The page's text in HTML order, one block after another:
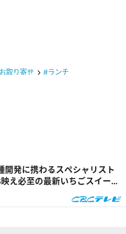
取り寄せ #ランチ
開発に携わるスペシャリスト
え必至の最新いちごスイーツ